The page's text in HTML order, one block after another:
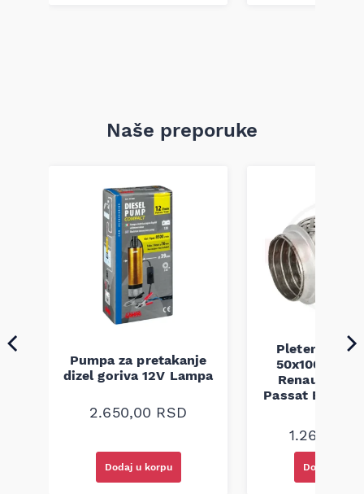
Naše preporuke
Pumpa za pretakanje
dizel goriva 12V Lampa
2.650,00 RSD
Dodaj u korpu
Pletenica
50x100 Audi
Renault
Passat B5
1.260,00
Dodaj u